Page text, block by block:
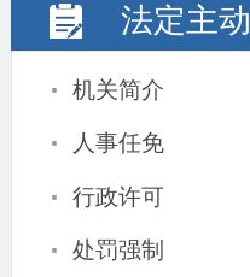
法定主动
· 机关简介
· 人事任免
· 行政许可
· 处罚强制